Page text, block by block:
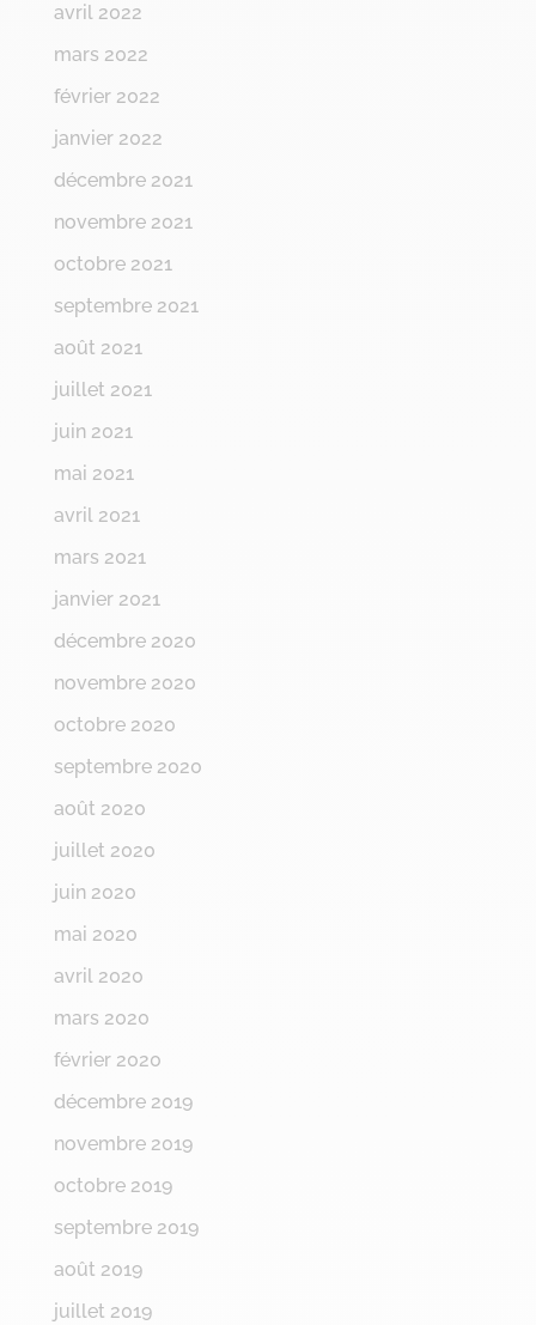
avril 2022
mars 2022
février 2022
janvier 2022
décembre 2021
novembre 2021
octobre 2021
septembre 2021
août 2021
juillet 2021
juin 2021
mai 2021
avril 2021
mars 2021
janvier 2021
décembre 2020
novembre 2020
octobre 2020
septembre 2020
août 2020
juillet 2020
juin 2020
mai 2020
avril 2020
mars 2020
février 2020
décembre 2019
novembre 2019
octobre 2019
septembre 2019
août 2019
juillet 2019